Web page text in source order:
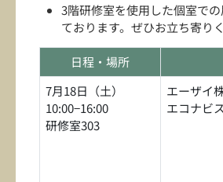
3階研修室を使用した個室で
ております。ぜひお立ち寄り
日程・場所
7月18日（土）
10:00−16:00
研修室303
エーザイ
エコナビ